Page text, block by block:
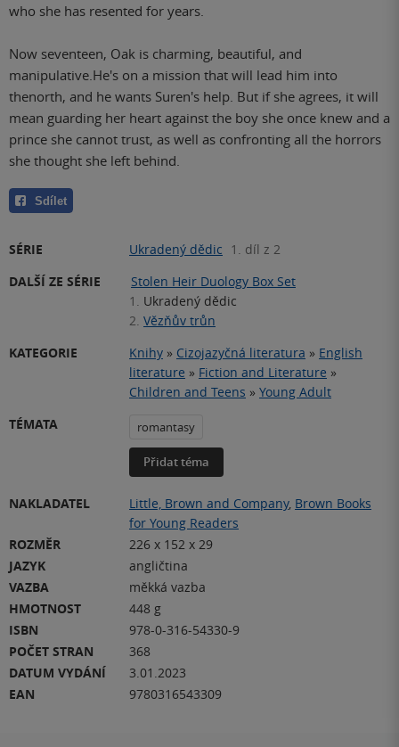
who she has resented for years.
Now seventeen, Oak is charming, beautiful, and
manipulative.He's on a mission that will lead him into
thenorth, and he wants Suren's help. But if she agrees, it will
mean guarding her heart against the boy she once knew and a
prince she cannot trust, as well as confronting all the horrors
she thought she left behind.
Sdílet
SÉRIE Ukradený dědic 1. díl z 2
DALŠÍ ZE SÉRIE
Stolen Heir Duology Box Set
1. Ukradený dědic
2. Vězňův trůn
KATEGORIE
Knihy » Cizojazyčná literatura » English
literature » Fiction and Literature »
Children and Teens » Young Adult
TÉMATA
romantasy
Přidat téma
NAKLADATEL Little, Brown and Company, Brown Books
for Young Readers
ROZMĚR
226 x 152 x 29
JAZYK
angličtina
VAZBA
měkká vazba
HMOTNOST
448 g
ISBN
978-0-316-54330-9
POČET STRAN
368
DATUM VYDÁNÍ
3.01.2023
EAN
9780316543309